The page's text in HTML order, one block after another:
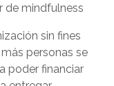
sin fines
personas se
poder financiar